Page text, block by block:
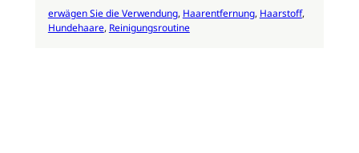
erwägen Sie die Verwendung, Haarentfernung, Haarstoff
Hundehaare, Reinigungsroutine